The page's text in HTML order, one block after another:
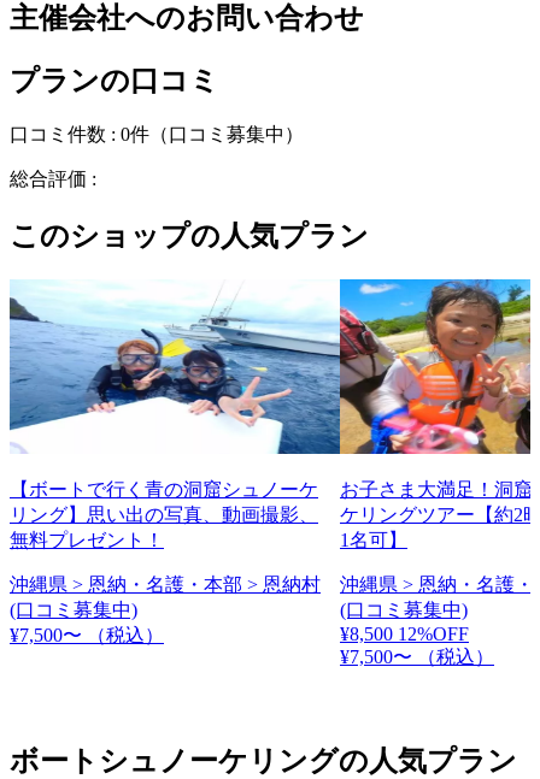
主催会社へのお問い合わせ
プランの口コミ
口コミ件数 : 0件 （口コミ募集中）
総合評価 :
このショップの人気プラン
【ボートで行く青の洞窟シュノーケ
リング】思い出の写真、動画撮影、
無料プレゼント！
沖縄県 > 恩納・名護・本部 > 恩納村
(口コミ募集中)
¥7,500〜
（税込）
お子さま大満足！洞窟
ケリングツアー【約2
1名可】
沖縄県 > 恩納・名護・
(口コミ募集中)
¥8,500 12%OFF
¥7,500〜
（税込）
ボートシュノーケリングの人気プラン